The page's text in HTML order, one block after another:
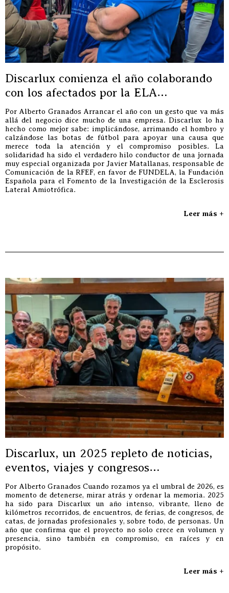
Discarlux comienza el año colaborando
con los afectados por la ELA…
Por Alberto Granados Arrancar el año con un gesto que va más
allá del negocio dice mucho de una empresa. Discarlux lo ha
hecho como mejor sabe: implicándose, arrimando el hombro y
calzándose las botas de fútbol para apoyar una causa que
merece toda la atención y el compromiso posibles. La
solidaridad ha sido el verdadero hilo conductor de una jornada
muy especial organizada por Javier Matallanas, responsable de
Comunicación de la RFEF, en favor de FUNDELA, la Fundación
Española para el Fomento de la Investigación de la Esclerosis
Lateral Amiotrófica.
Leer más +
Discarlux, un 2025 repleto de noticias,
eventos, viajes y congresos…
Por Alberto Granados Cuando rozamos ya el umbral de 2026, es
momento de detenerse, mirar atrás y ordenar la memoria. 2025
ha sido para Discarlux un año intenso, vibrante, lleno de
kilómetros recorridos, de encuentros, de ferias, de congresos, de
catas, de jornadas profesionales y, sobre todo, de personas. Un
año que confirma que el proyecto no solo crece en volumen y
presencia, sino también en compromiso, en raíces y en
propósito.
Leer más +